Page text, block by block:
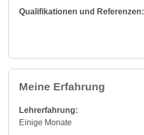
Qualifikationen und Referenzen:
Meine Erfahrung
Lehrerfahrung:
Einige Monate